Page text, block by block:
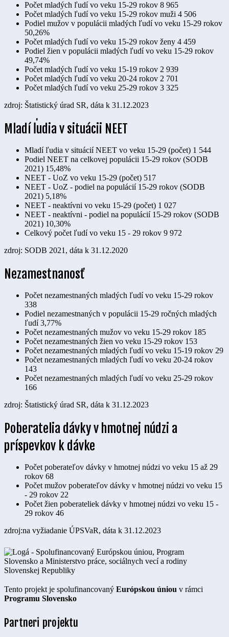
Počet mladých ľudí vo veku 15-29 rokov 8 965
Počet mladých ľudí vo veku 15-29 rokov muži 4 506
Podiel mužov v populácii mladých ľudí vo veku 15-29 rokov
50,26%
Počet mladých ľudí vo veku 15-29 rokov ženy 4 459
Podiel žien v populácii mladých ľudí vo veku 15-29 rokov
49,74%
Počet mladých ľudí vo veku 15-19 rokov 2 939
Počet mladých ľudí vo veku 20-24 rokov 2 701
Počet mladých ľudí vo veku 25-29 rokov 3 325
zdroj: Štatistický úrad SR, dáta k 31.12.2023
Mladí ľudia v situácii NEET
Mladí ľudia v situácií NEET vo veku 15-29 (počet) 1 544
Podiel NEET na celkovej populácii 15-29 rokov (SODB
2021) 15,48%
NEET - UoZ vo veku 15-29 (počet) 517
NEET - UoZ - podiel na populácií 15-29 rokov (SODB
2021) 5,18%
NEET - neaktívni vo veku 15-29 (počet) 1 027
NEET - neaktívni - podiel na populácií 15-29 rokov (SODB
2021) 10,30%
Celkový počet ľudí vo veku 15 - 29 rokov 9 972
zdroj: SODB 2021, dáta k 31.12.2020
Nezamestnanosť
Počet nezamestnaných mladých ľudí vo veku 15-29 rokov
338
Podiel nezamestnaných v populácii 15-29 ročných mladých
ľudí 3,77%
Počet nezamestnaných mužov vo veku 15-29 rokov 185
Počet nezamestnaných žien vo veku 15-29 rokov 153
Počet nezamestnaných mladých ľudí vo veku 15-19 rokov 29
Počet nezamestnaných mladých ľudí vo veku 20-24 rokov
143
Počet nezamestnaných mladých ľudí vo veku 25-29 rokov
166
zdroj: Štatistický úrad SR, dáta k 31.12.2023
Poberatelia dávky v hmotnej núdzi a
príspevkov k dávke
Počet poberateľov dávky v hmotnej núdzi vo veku 15 až 29
rokov 68
Počet mužov poberateľov dávky v hmotnej núdzi vo veku 15
- 29 rokov 22
Počet žien poberateliek dávky v hmotnej núdzi vo veku 15 -
29 rokov 46
zdroj:na vyžiadanie ÚPSVaR, dáta k 31.12.2023
Tento projekt je spolufinancovaný Európskou úniou v rámci
Programu Slovensko
Partneri projektu